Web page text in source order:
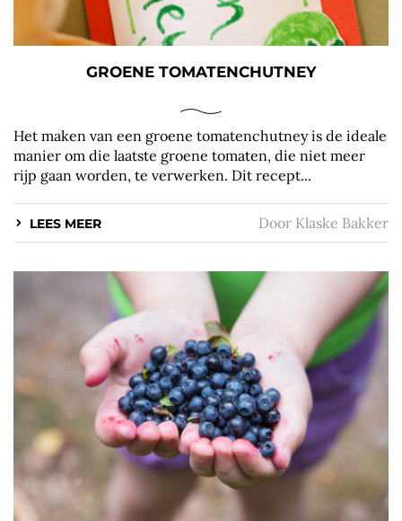
GROENE TOMATENCHUTNEY
Het maken van een groene tomatenchutney is de ideale
manier om die laatste groene tomaten, die niet meer
rijp gaan worden, te verwerken. Dit recept...
LEES MEER Door Klaske Bakker